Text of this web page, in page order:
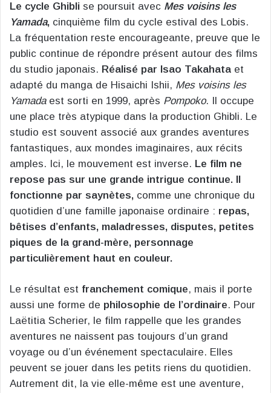
Le cycle Ghibli se poursuit avec Mes voisins les
Yamada, cinquième film du cycle estival des Lobis.
La fréquentation reste encourageante, preuve que le
public continue de répondre présent autour des films
du studio japonais. Réalisé par Isao Takahata et
adapté du manga de Hisaichi Ishii, Mes voisins les
Yamadaest sorti en 1999, après Pompoko. Il occupe
une place très atypique dans la production Ghibli. Le
studio est souvent associé aux grandes aventures
fantastiques, aux mondes imaginaires, aux récits
amples. Ici, le mouvement est inverse. Le film ne
repose pas sur une grande intrigue continue. Il
fonctionne par saynètes, comme une chronique du
quotidien d’une famille japonaise ordinaire : repas,
bêtises d’enfants, maladresses, disputes, petites
piques de la grand-mère, personnage
particulièrement haut en couleur.
Le résultat est franchement comique, mais il porte
aussi une forme de philosophie de l’ordinaire. Pour
Laëtitia Scherier, le film rappelle que les grandes
aventures ne naissent pas toujours d’un grand
voyage ou d’un événement spectaculaire. Elles
peuvent se jouer dans les petits riens du quotidien.
Autrement dit, la vie elle-même est une aventure,